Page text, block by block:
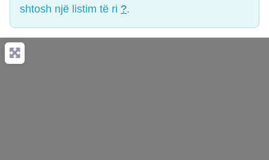
shtosh një listim të ri ?.